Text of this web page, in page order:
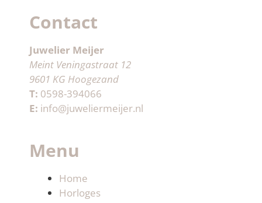
Contact
Juwelier Meijer
Meint Veningastraat 12
9601 KG Hoogezand
T: 0598-394066
E: info@juweliermeijer.nl
Menu
Home
Horloges